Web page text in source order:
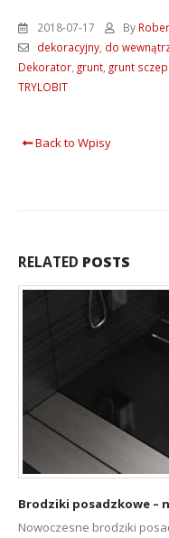
2018-07-17 By
dekoracyjny, do
Dekorator, grunt, grunt
TRYLOBIT
Back to Wpisy
RELATED POSTS
Brodziki posadzkowe –
Nowoczesne brodziki